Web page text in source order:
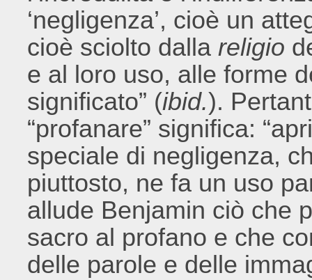
‘negligenza’, cioè un
cioè sciolto dallareligio
e al loro uso, alle forme
significato” (ibid.).
“profanare” significa:
speciale di negligenza,
piuttosto, ne fa un uso
allude Benjamin ciò che
sacro al profano e che
delle parole e delle